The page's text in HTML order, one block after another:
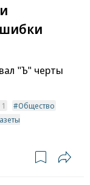
"Ъ" черты
Общество